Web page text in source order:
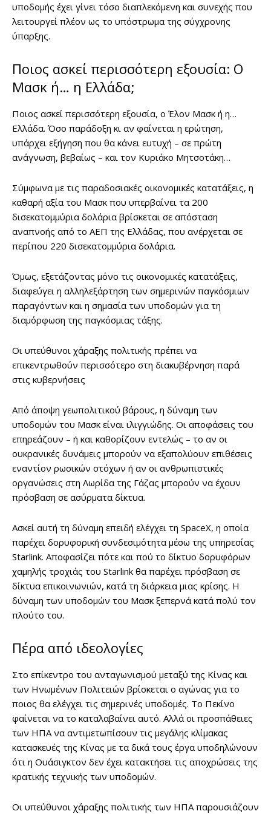
υποδομής έχει γίνει τόσο διαπλεκόμενη και συνεχής που
λειτουργεί πλέον ως το υπόστρωμα της σύγχρονης
ύπαρξης.
Ποιος ασκεί περισσότερη εξουσία: Ο
Μασκ ή… η Ελλάδα;
Ποιος ασκεί περισσότερη εξουσία, ο Έλον Μασκ ή η…
Ελλάδα. Όσο παράδοξη κι αν φαίνεται η ερώτηση,
υπάρχει εξήγηση που θα κάνει ευτυχή – σε πρώτη
ανάγνωση, βεβαίως – και τον Κυριάκο Μητσοτάκη…
Σύμφωνα με τις παραδοσιακές οικονομικές κατατάξεις, η
καθαρή αξία του Μασκ που υπερβαίνει τα 200
δισεκατομμύρια δολάρια βρίσκεται σε απόσταση
αναπνοής από το ΑΕΠ της Ελλάδας, που ανέρχεται σε
περίπου 220 δισεκατομμύρια δολάρια.
Όμως, εξετάζοντας μόνο τις οικονομικές κατατάξεις,
διαφεύγει η αλληλεξάρτηση των σημερινών παγκόσμιων
παραγόντων και η σημασία των υποδομών για τη
διαμόρφωση της παγκόσμιας τάξης.
Οι υπεύθυνοι χάραξης πολιτικής πρέπει να
επικεντρωθούν περισσότερο στη διακυβέρνηση παρά
στις κυβερνήσεις
Από άποψη γεωπολιτικού βάρους, η δύναμη των
υποδομών του Μασκ είναι ιλιγγιώδης. Οι αποφάσεις του
επηρεάζουν – ή και καθορίζουν εντελώς – το αν οι
ουκρανικές δυνάμεις μπορούν να εξαπολύουν επιθέσεις
εναντίον ρωσικών στόχων ή αν οι ανθρωπιστικές
οργανώσεις στη Λωρίδα της Γάζας μπορούν να έχουν
πρόσβαση σε ασύρματα δίκτυα.
Ασκεί αυτή τη δύναμη επειδή ελέγχει τη SpaceX, η οποία
παρέχει δορυφορική συνδεσιμότητα μέσω της υπηρεσίας
Starlink. Αποφασίζει πότε και πού το δίκτυο δορυφόρων
χαμηλής τροχιάς του Starlink θα παρέχει πρόσβαση σε
δίκτυα επικοινωνιών, κατά τη διάρκεια μιας κρίσης. Η
δύναμη των υποδομών του Μασκ ξεπερνά κατά πολύ τον
πλούτο του.
Πέρα από ιδεολογίες
Στο επίκεντρο του ανταγωνισμού μεταξύ της Κίνας και
των Ηνωμένων Πολιτειών βρίσκεται ο αγώνας για το
ποιος θα ελέγχει τις σημερινές υποδομές. Το Πεκίνο
φαίνεται να το καταλαβαίνει αυτό. Αλλά οι προσπάθειες
των ΗΠΑ να αντιμετωπίσουν τις μεγάλης κλίμακας
κατασκευές της Κίνας με τα δικά τους έργα υποδηλώνουν
ότι η Ουάσιγκτον δεν έχει κατακτήσει τις αποχρώσεις της
κρατικής τεχνικής των υποδομών.
Οι υπεύθυνοι χάραξης πολιτικής των ΗΠΑ παρουσιάζουν